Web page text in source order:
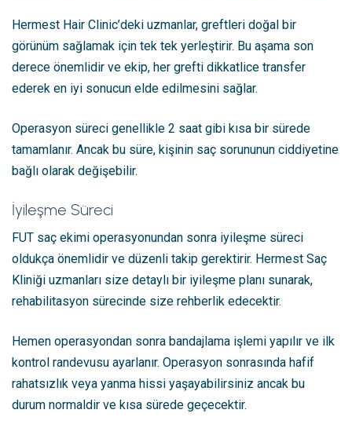
Hermest Hair Clinic’deki uzmanlar, greftleri doğal bir
görünüm sağlamak için tek tek yerleştirir. Bu aşama son
derece önemlidir ve ekip, her grefti dikkatlice transfer
ederek en iyi sonucun elde edilmesini sağlar.
Operasyon süreci genellikle 2 saat gibi kısa bir sürede
tamamlanır. Ancak bu süre, kişinin saç sorununun ciddiyetine
bağlı olarak değişebilir.
İyileşme Süreci
FUT saç ekimi operasyonundan sonra iyileşme süreci
oldukça önemlidir ve düzenli takip gerektirir. Hermest Saç
Kliniği uzmanları size detaylı bir iyileşme planı sunarak,
rehabilitasyon sürecinde size rehberlik edecektir.
Hemen operasyondan sonra bandajlama işlemi yapılır ve ilk
kontrol randevusu ayarlanır. Operasyon sonrasında hafif
rahatsızlık veya yanma hissi yaşayabilirsiniz ancak bu
durum normaldir ve kısa sürede geçecektir.